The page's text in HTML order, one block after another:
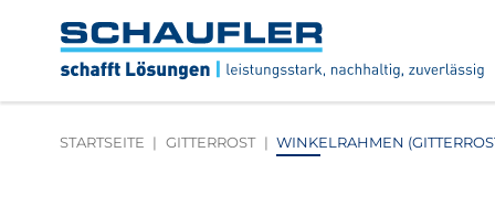
Hauptnavigation
Footernavigation
Logo
verlinkt
zur
STARTSEITE GITTERROST WINKELRAHMEN